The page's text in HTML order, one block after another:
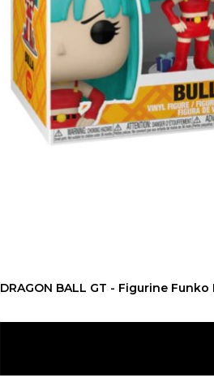
DRAGON BALL GT - Figurine Funko